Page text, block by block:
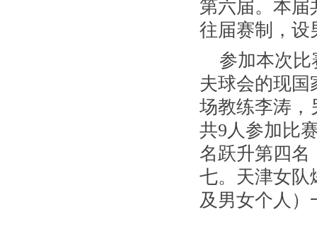
第六届。本届
往届赛制，设
参加本次
夫球会的现
场教练李涛，
共9人参加比
名跃升第四名
七。天津女队
及男女个人）